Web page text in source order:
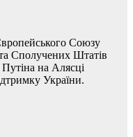
Союзу
Сполучених Штатів
на Алясці
України.